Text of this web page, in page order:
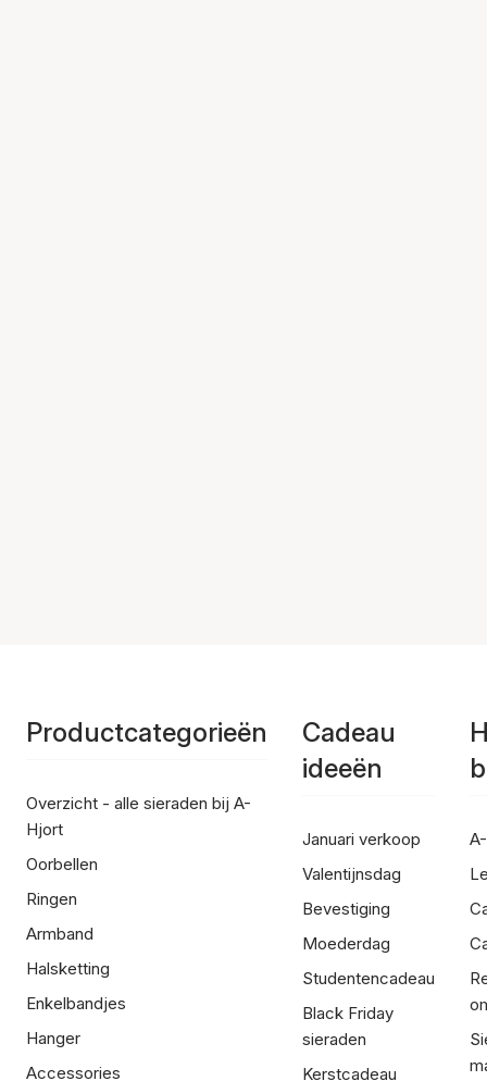
Productcategorieën
Overzicht - alle sieraden bij A-
Hjort
Oorbellen
Ringen
Armband
Halsketting
Enkelbandjes
Hanger
Accessories
Cadeau
ideeën
Januari verkoop
Valentijnsdag
Bevestiging
Moederdag
Studentencadeau
Black Friday
sieraden
Kerstcadeau